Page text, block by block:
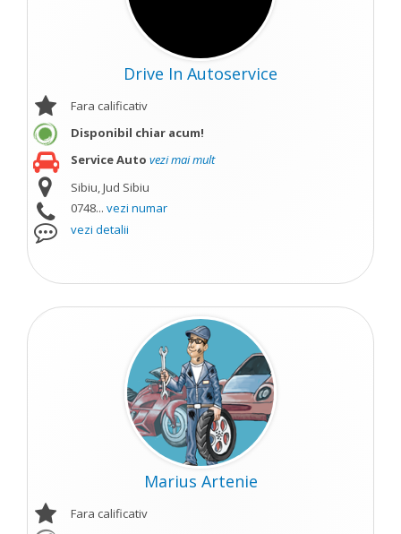
Drive In Autoservice
Fara calificativ
Disponibil chiar acum!
Service Auto vezi mai mult
Sibiu, Jud Sibiu
0748... vezi numar
vezi detalii
Marius Artenie
Fara calificativ